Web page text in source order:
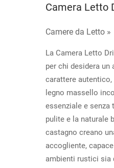
Camera Letto
Camere da Letto »
La Camera Letto
per chi desidera un
carattere autentico,
legno massello
essenziale e senza
pulite e la naturale
castagno creano
accogliente,
ambienti rustici